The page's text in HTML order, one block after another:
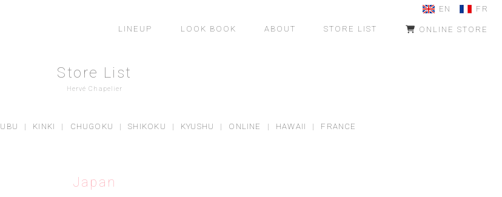
FR
EN
LINEUP LOOK BOOK ABOUT STORE LIST ONLINE STORE
Store List
Hervé Chapelier
| KINKI | CHUGOKU | SHIKOKU | KYUSHU | ONLINE | HAWAII | FRANCE
Japan